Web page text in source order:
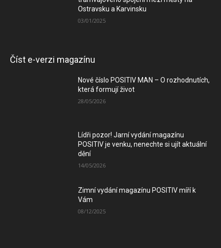
Ostravsku a Karvinsku
03/01/2025
Číst e-verzi magazínu
Nové číslo POSITIV MAN – O rozhodnutích,
která formují život
28/05/2026
Lídři pozor! Jarní vydání magazínu
POSITIV je venku, nenechte si ujít aktuální
dění
14/05/2026
Zimní vydání magazínu POSITIV míří k
Vám
08/12/2025